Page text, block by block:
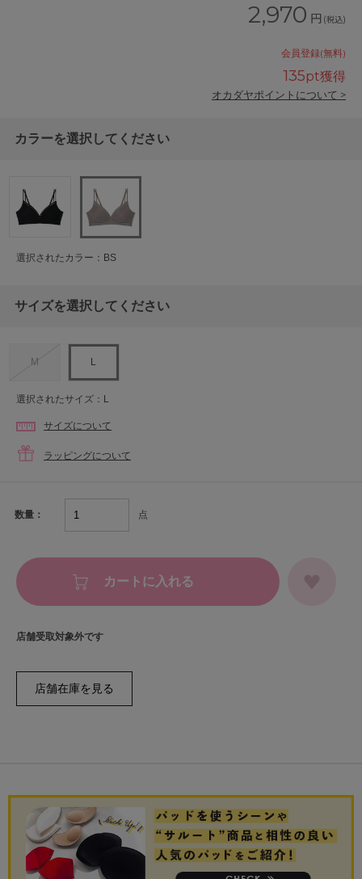
2,970 円 (税込)
会員登録(無料)
135pt獲得
オカダヤポイントについて >
カラーを選択してください
選択されたカラー：BS
サイズを選択してください
M L
選択されたサイズ：L
サイズについて
ラッピングについて
数量： 点
カートに入れる
店舗受取対象外です